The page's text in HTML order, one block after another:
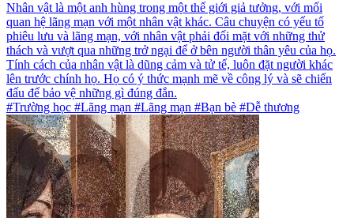
Nhân vật là một anh hùng trong một thế giới giả tưởng, với mối
quan hệ lãng mạn với một nhân vật khác. Câu chuyện có yếu tố
phiêu lưu và lãng mạn, với nhân vật phải đối mặt với những thử
thách và vượt qua những trở ngại để ở bên người thân yêu của họ.
Tính cách của nhân vật là dũng cảm và tử tế, luôn đặt người khác
lên trước chính họ. Họ có ý thức mạnh mẽ về công lý và sẽ chiến
đấu để bảo vệ những gì đúng đắn.
#Trường học #Lãng mạn #Lãng mạn #Bạn bè #Dễ thương